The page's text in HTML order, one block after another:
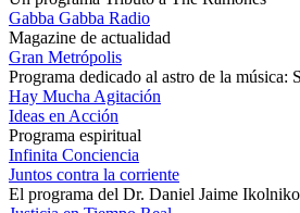
Gabba Gabba Radio
Magazine de actualidad
Gran Metrópolis
Programa dedicado al astro de la música:
Hay Mucha Agitación
Ideas en Acción
Programa espiritual
Infinita Conciencia
Juntos contra la corriente
El programa del Dr. Daniel Jaime